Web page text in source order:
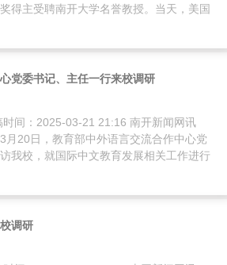
得主受聘南开大学名誉教授。当天，美国
党委书记、主任一行来校调研
间：2025-03-21 21:16 南开新闻网讯
月20日，教育部中外语言交流合作中心党
我校，就国际中文教育发展相关工作进行
调研